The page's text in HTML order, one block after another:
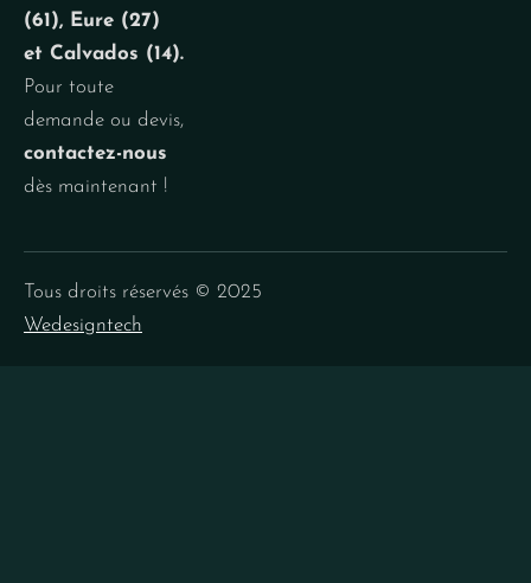
(61), Eure (27)
et Calvados (14).
Pour toute
demande ou devis,
contactez-nous
dès maintenant !
Tous droits réservés © 2025
Wedesigntech